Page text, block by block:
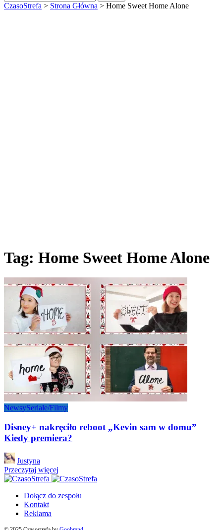
CzasoStrefa > Strona Główna > Home Sweet Home Alone
Tag: Home Sweet Home Alone
NewsySeriale/Filmy
Disney+ nakręciło reboot „Kevin sam w domu”
Kiedy premiera?
Posted
by
Justyna
Przeczytaj więcej
Dołącz do zespołu
Kontakt
Reklama